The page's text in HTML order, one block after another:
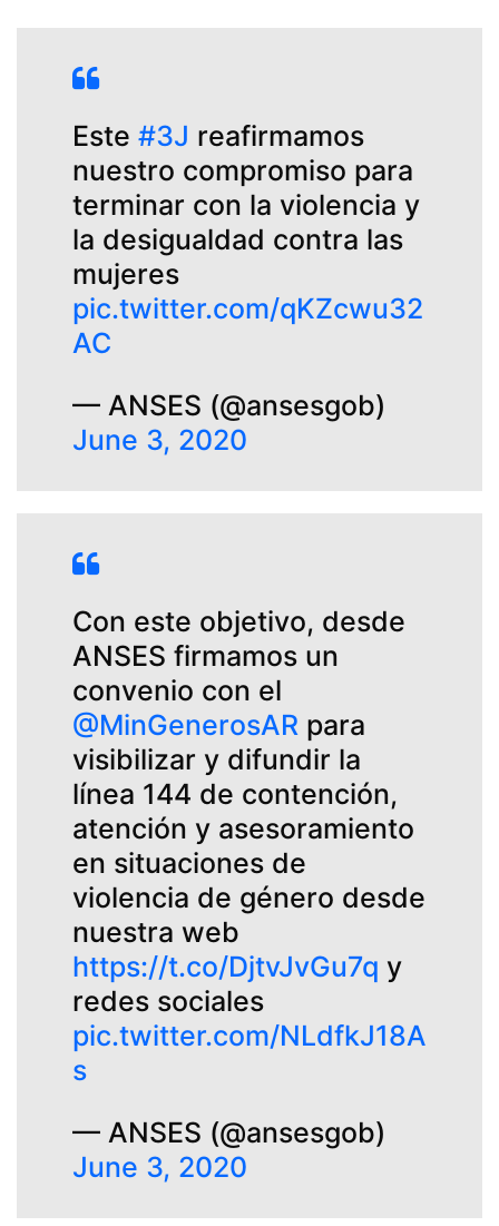
Este #3J reafirmamos
nuestro compromiso para
terminar con la violencia y
la desigualdad contra las
mujeres
pic.twitter.com/qKZcwu32
AC
— ANSES (@ansesgob)
June 3, 2020
Con este objetivo, desde
ANSES firmamos un
convenio con el
@MinGenerosAR para
visibilizar y difundir la
línea 144 de contención,
atención y asesoramiento
en situaciones de
violencia de género desde
nuestra web
https://t.co/DjtvJvGu7q y
redes sociales
pic.twitter.com/NLdfkJ18A
s
— ANSES (@ansesgob)
June 3, 2020